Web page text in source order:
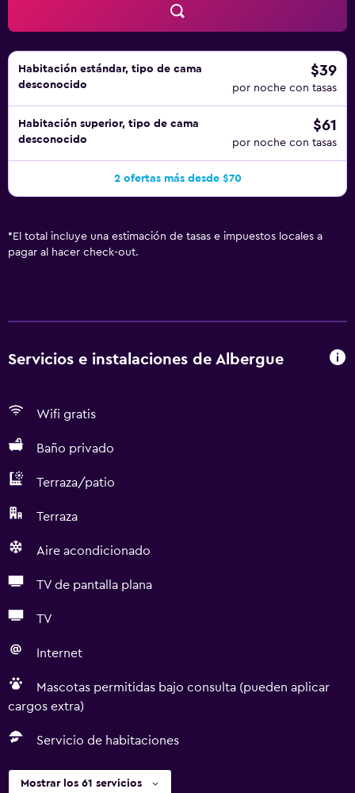
Habitación estándar, tipo de cama
desconocido
$39
por noche con tasas
Habitación superior, tipo de cama
desconocido
$61
por noche con tasas
2 ofertas más desde $70
* El total incluye una estimación de tasas e impuestos locales a
pagar al hacer check-out.
Servicios e instalaciones de Albergue
Wifi gratis
Baño privado
Terraza/patio
Terraza
Aire acondicionado
TV de pantalla plana
TV
Internet
Mascotas permitidas bajo consulta (pueden aplicar
cargos extra)
Servicio de habitaciones
Mostrar los 61 servicios